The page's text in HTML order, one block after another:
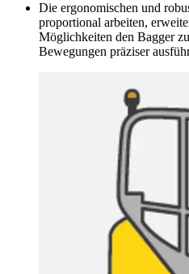
Die ergonomischen und
proportional arbeiten,
Möglichkeiten den Bagger
Bewegungen präziser